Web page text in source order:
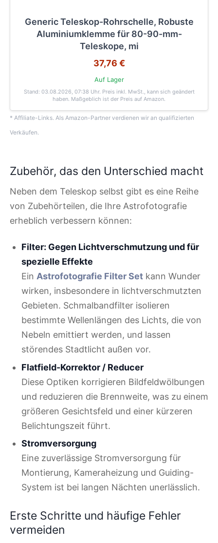
Generic Teleskop-Rohrschelle, Robuste
Aluminiumklemme für 80-90-mm-
Teleskope, mi
37,76 €
Auf Lager
Stand: 03.08.2026, 07:38 Uhr. Preis inkl. MwSt., kann sich geändert
haben. Maßgeblich ist der Preis auf Amazon.
* Affiliate-Links. Als Amazon-Partner verdienen wir an qualifizierten
Verkäufen.
Zubehör, das den Unterschied macht
Neben dem Teleskop selbst gibt es eine Reihe
von Zubehörteilen, die Ihre Astrofotografie
erheblich verbessern können:
Filter: Gegen Lichtverschmutzung und für
spezielle Effekte
Ein Astrofotografie Filter Set kann Wunder
wirken, insbesondere in lichtverschmutzten
Gebieten. Schmalbandfilter isolieren
bestimmte Wellenlängen des Lichts, die von
Nebeln emittiert werden, und lassen
störendes Stadtlicht außen vor.
Flatfield-Korrektor / Reducer
Diese Optiken korrigieren Bildfeldwölbungen
und reduzieren die Brennweite, was zu einem
größeren Gesichtsfeld und einer kürzeren
Belichtungszeit führt.
Stromversorgung
Eine zuverlässige Stromversorgung für
Montierung, Kameraheizung und Guiding-
System ist bei langen Nächten unerlässlich.
Erste Schritte und häufige Fehler
vermeiden